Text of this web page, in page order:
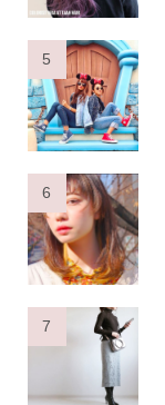
5
6
7